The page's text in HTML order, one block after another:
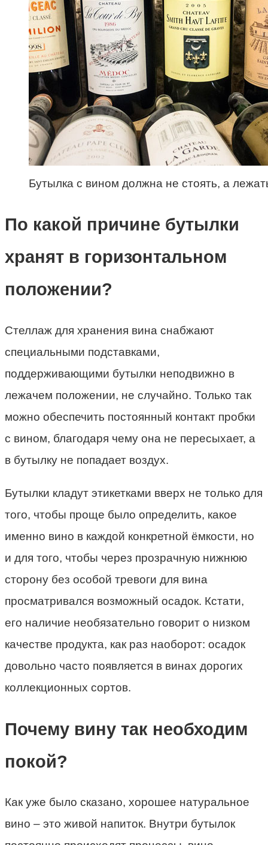
Бутылка с вином должна не стоять, а
По какой причине бутылки
хранят в горизонтальном
положении?
Стеллаж для хранения вина снабжают
специальными подставками,
поддерживающими бутылки неподвижно в
лежачем положении, не случайно. Только так
можно обеспечить постоянный контакт пробки
с вином, благодаря чему она не пересыхает, а
в бутылку не попадает воздух.
Бутылки кладут этикетками вверх не только для
того, чтобы проще было определить, какое
именно вино в каждой конкретной ёмкости, но
и для того, чтобы через прозрачную нижнюю
сторону без особой тревоги для вина
просматривался возможный осадок. Кстати,
его наличие необязательно говорит о низком
качестве продукта, как раз наоборот: осадок
довольно часто появляется в винах дорогих
коллекционных сортов.
Почему вину так необходим
покой?
Как уже было сказано, хорошее натуральное
вино – это живой напиток. Внутри бутылок